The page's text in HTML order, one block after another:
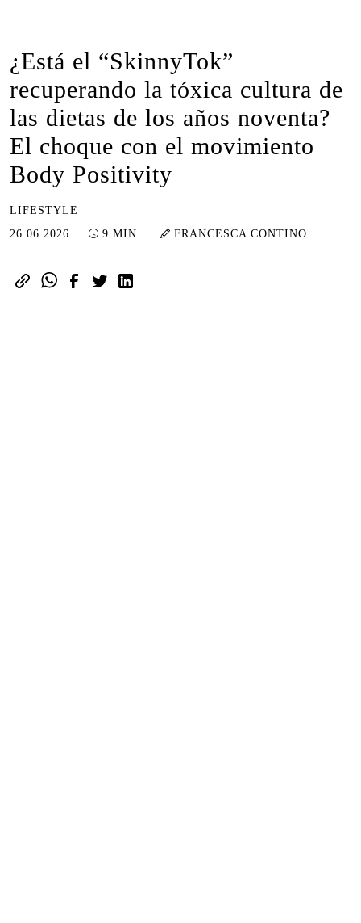
¿Está el “SkinnyTok”
recuperando la tóxica cultura de
las dietas de los años noventa?
El choque con el movimiento
Body Positivity
LIFESTYLE
26.06.2026 26.06.2026
9 MIN. FRANCESCA CONTINO